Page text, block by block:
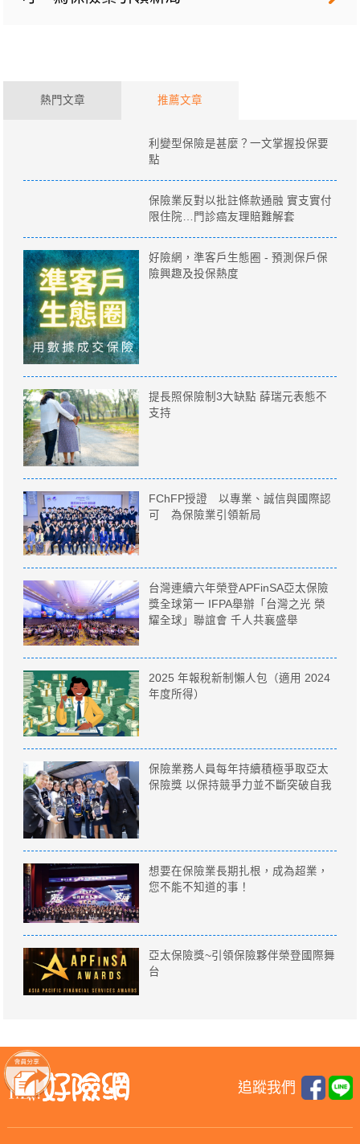
熱門文章 推薦文章
利變型保險是甚麼？一文掌握投保要
點
保險業反對以批註條款通融 實支實付
限住院…門診癌友理賠難解套
好險網，準客戶生態圈 - 預測保戶保
險興趣及投保熱度
提長照保險制3大缺點 薛瑞元表態不
支持
FChFP授證 以專業、誠信與國際認
可 為保險業引領新局
台灣連續六年榮登APFinSA亞太保險
獎全球第一 IFPA舉辦「台灣之光 榮
耀全球」聯誼會 千人共襄盛舉
2025 年報稅新制懶人包（適用 2024
年度所得）
保險業務人員每年持續積極爭取亞太
保險獎 以保持競爭力並不斷突破自我
想要在保險業長期扎根，成為超業，
您不能不知道的事！
亞太保險獎~引領保險夥伴榮登國際舞
台
追蹤我們